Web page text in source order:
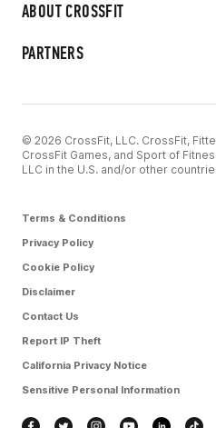
ABOUT CROSSFIT
PARTNERS
© 2026 CrossFit, LLC. CrossFit,
CrossFit Games, and Sport of
LLC in the U.S. and/or other
Terms & Conditions
Privacy Policy
Cookie Policy
Disclaimer
Contact Us
Report IP Theft
California Privacy Notice
Sensitive Personal Information